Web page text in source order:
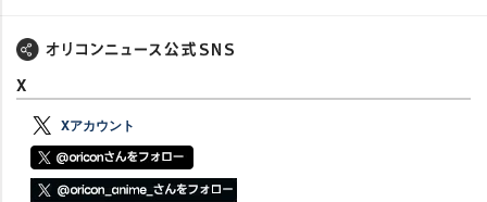
X
Xアカウント